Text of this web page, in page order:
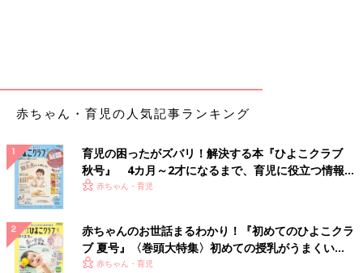
赤ちゃん・育児の人気記事ランキング
育児の困ったがズバリ！解決する本『ひよこクラブ
秋号』 4カ月～2才になるまで、育児に役立つ情報が
いっぱい！
赤ちゃん・育児
赤ちゃんのお世話まるわかり！『初めてのひよこクラ
ブ 夏号』〈巻頭大特集〉初めての授乳がうまくい
く！ おっぱい・ミルクの基本と夏のトラブル 解決テ
赤ちゃん・育児